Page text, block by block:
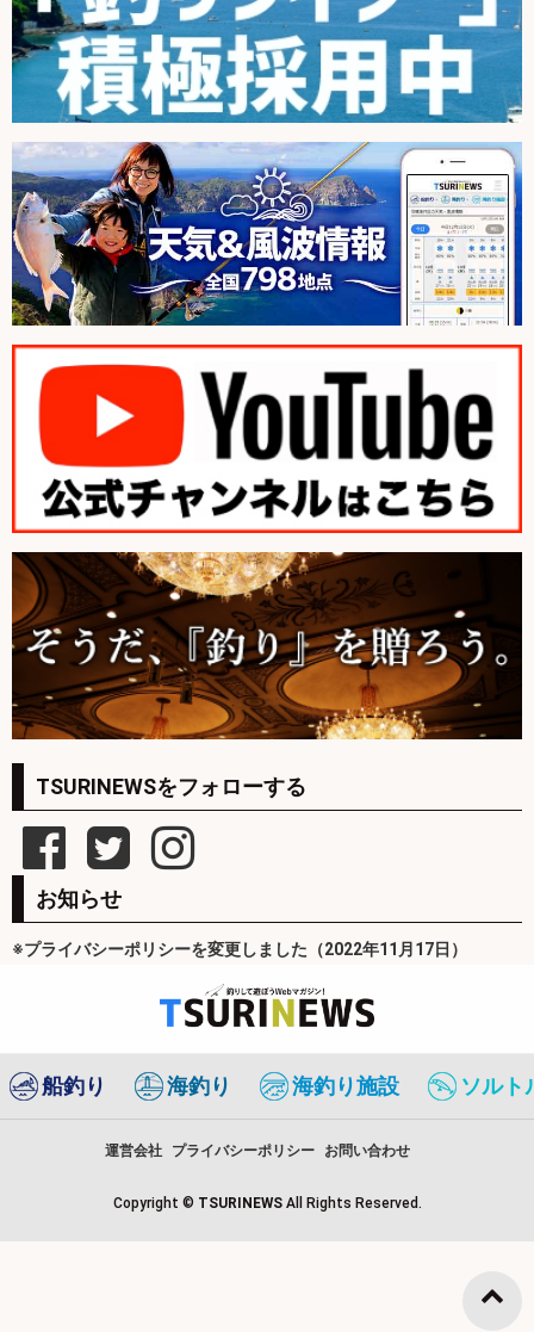
TSURINEWSをフォローする
お知らせ
※プライバシーポリシーを変更しました（2022年11月17日）
船釣り 海釣り 海釣り施設 ソルト
運営会社 プライバシーポリシー お問い合わせ
Copyright © TSURINEWS All Rights Reserved.